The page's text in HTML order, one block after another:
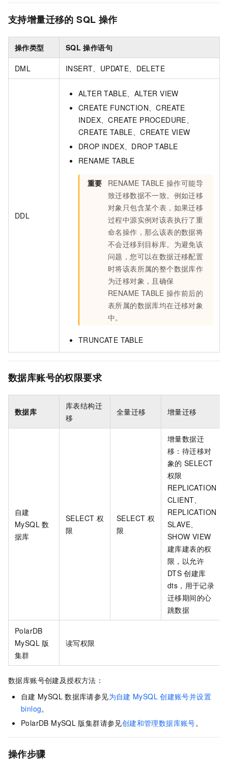
支持增量迁移的 SQL 操作
操作类型 SQL 操作语句
DML INSERT、UPDATE、DELETE
DDL
ALTER TABLE、ALTER VIEW
CREATE FUNCTION、CREATE
INDEX、CREATE PROCEDURE、
CREATE TABLE、CREATE VIEW
DROP INDEX、DROP TABLE
RENAME TABLE
重要 RENAME TABLE 操作可能导
致迁移数据不一致。例如迁移
对象只包含某个表，如果迁移
过程中源实例对该表执行了重
命名操作，那么该表的数据将
不会迁移到目标库。为避免该
问题，您可以在数据迁移配置
时将该表所属的整个数据库作
为迁移对象，且确保
RENAME TABLE 操作前后的
表所属的数据库均在迁移对象
中。
TRUNCATE TABLE
数据库账号的权限要求
数据库
库表结构迁
移
全量迁移 增量迁移
自建
MySQL 数
据库
SELECT 权
限
SELECT 权
限
增量数据迁
移：待迁移对
象的 SELECT
权限
REPLICATION
CLIENT、
REPLICATION
SLAVE、
SHOW VIEW
建库建表的权
限，以允许
DTS 创建库
dts，用于记录
迁移期间的心
跳数据
PolarDB
MySQL 版
集群
读写权限
数据库账号创建及授权方法：
自建 MySQL 数据库请参见为自建 MySQL 创建账号并设置
binlog。
PolarDB MySQL 版集群请参见创建和管理数据库账号。
操作步骤